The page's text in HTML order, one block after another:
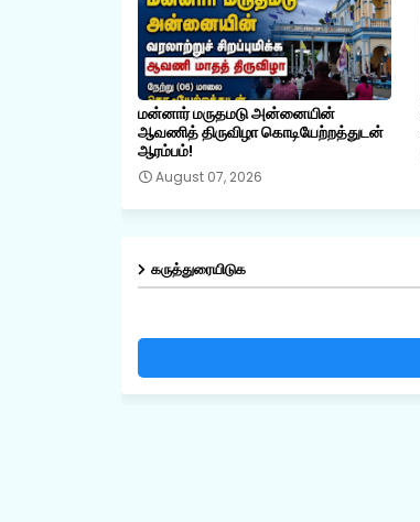
மன்னார் மருதமடு அன்னையின்
ஆவணித் திருவிழா கொடியேற்றத்துடன்
ஆரம்பம்!
August 07, 2026
கருத்துரையிடுக